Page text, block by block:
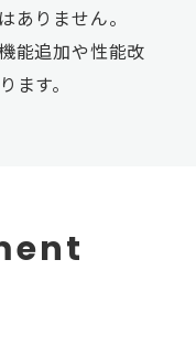
ありません。
能追加や性能改
す。